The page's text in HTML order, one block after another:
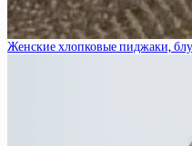
Женские хлопковые пиджаки,